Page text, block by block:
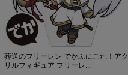
葬送のフリーレン でかぷにこれ！アク
リルフィギュア フリーレ...